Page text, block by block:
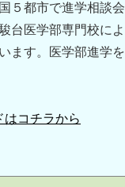
５都市で進学相談
台医学部専門校に
ます。医学部進学
はコチラから